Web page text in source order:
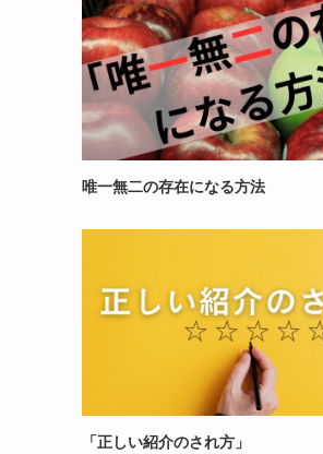
唯一無二の存在になる方法
「正しい紹介のされ方」